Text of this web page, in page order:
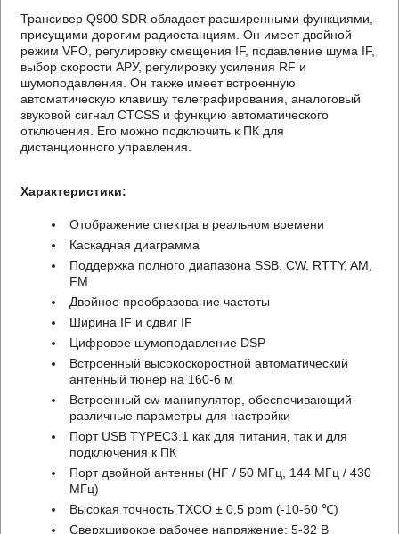
Трансивер Q900 SDR обладает расширенными функциями,
присущими дорогим радиостанциям. Он имеет двойной
режим VFO, регулировку смещения IF, подавление шума IF,
выбор скорости АРУ, регулировку усиления RF и
шумоподавления. Он также имеет встроенную
автоматическую клавишу телеграфирования, аналоговый
звуковой сигнал CTCSS и функцию автоматического
отключения. Его можно подключить к ПК для
дистанционного управления.
Характеристики:
Отображение спектра в реальном времени
Каскадная диаграмма
Поддержка полного диапазона SSB, CW, RTTY, AM,
FM
Двойное преобразование частоты
Ширина IF и сдвиг IF
Цифровое шумоподавление DSP
Встроенный высокоскоростной автоматический
антенный тюнер на 160-6 м
Встроенный cw-манипулятор, обеспечивающий
различные параметры для настройки
Порт USB TYPEC3.1 как для питания, так и для
подключения к ПК
Порт двойной антенны (HF / 50 МГц, 144 МГц / 430
МГц)
Высокая точность TXCO ± 0,5 ppm (-10-60 ℃)
Сверхширокое рабочее напряжение: 5-32 В